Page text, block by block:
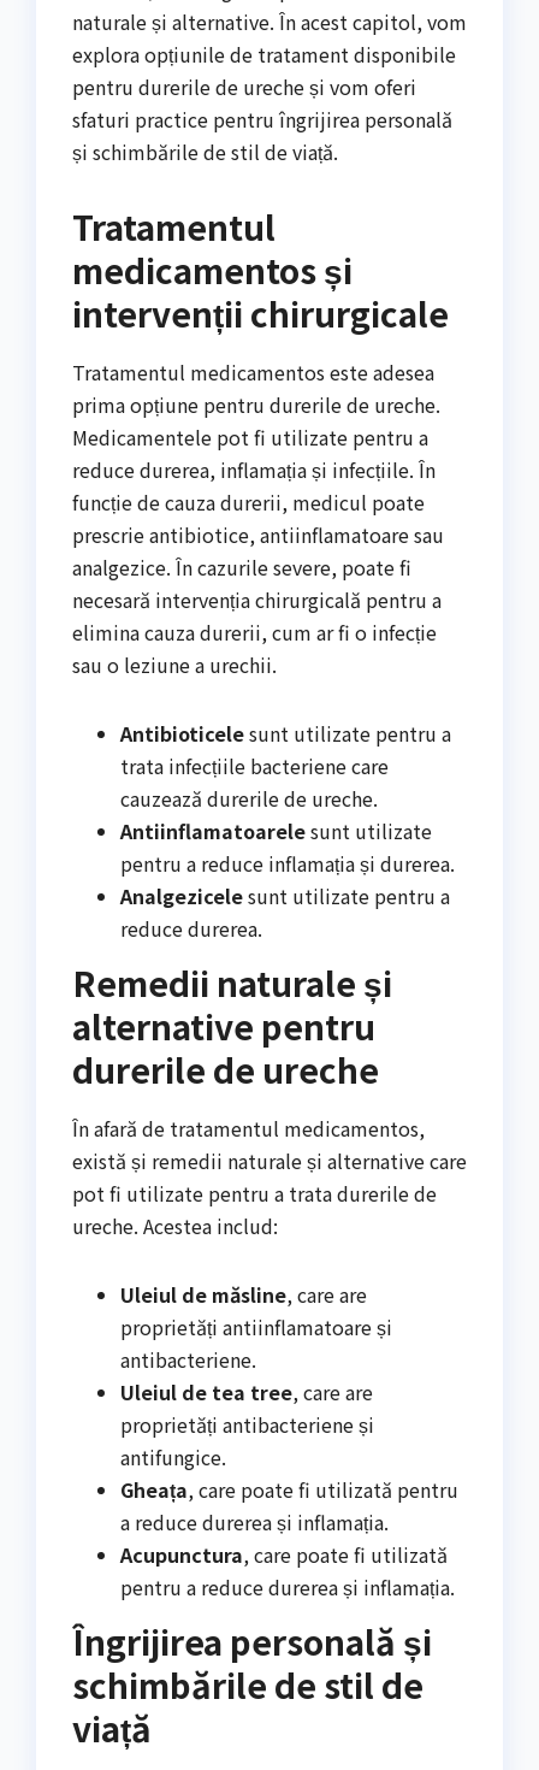
naturale și alternative. În acest capitol, vom
explora opțiunile de tratament disponibile
pentru durerile de ureche și vom oferi
sfaturi practice pentru îngrijirea personală
și schimbările de stil de viață.
Tratamentul
medicamentos și
intervenții chirurgicale
Tratamentul medicamentos este adesea
prima opțiune pentru durerile de ureche.
Medicamentele pot fi utilizate pentru a
reduce durerea, inflamația și infecțiile. În
funcție de cauza durerii, medicul poate
prescrie antibiotice, antiinflamatoare sau
analgezice. În cazurile severe, poate fi
necesară intervenția chirurgicală pentru a
elimina cauza durerii, cum ar fi o infecție
sau o leziune a urechii.
Antibioticelesunt utilizate pentru a
trata infecțiile bacteriene care
cauzează durerile de ureche.
Antiinflamatoarelesunt utilizate
pentru a reduce inflamația și durerea.
Analgezicelesunt utilizate pentru a
reduce durerea.
Remedii naturale și
alternative pentru
durerile de ureche
În afară de tratamentul medicamentos,
există și remedii naturale și alternative care
pot fi utilizate pentru a trata durerile de
ureche. Acestea includ:
Uleiul de măsline, care are
proprietăți antiinflamatoare și
antibacteriene.
Uleiul de tea tree, care are
proprietăți antibacteriene și
antifungice.
Gheața, care poate fi utilizată pentru
a reduce durerea și inflamația.
Acupunctura, care poate fi utilizată
pentru a reduce durerea și inflamația.
Îngrijirea personală și
schimbările de stil de
viață